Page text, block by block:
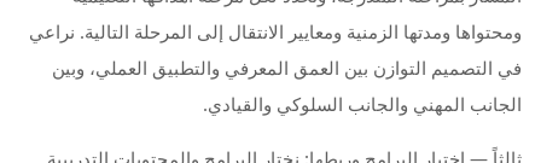
ومحتواها ومدتها الزمنية ومعايير الانتقال إلى المرحلة التالية. نراعي
في التصميم التوازن بين العمق المعرفي والتطبيق العملي، وبين
الجانب المهني والجانب السلوكي والقيادي.